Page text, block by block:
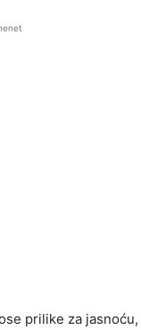
prilike za